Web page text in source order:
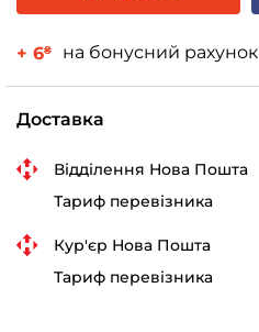
+ 6₴ на бонусний рахунок
Доставка
Відділення Нова Пошта
Тариф перевізника
Кур'єр Нова Пошта
Тариф перевізника